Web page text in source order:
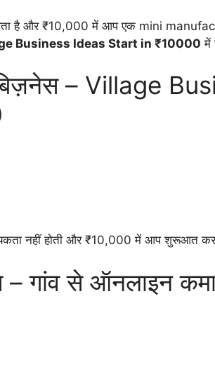
है और ₹10,000 में आप एक mini
Business Ideas Start in ₹10000 में
बिज़नेस – Village
नहीं होती और ₹10,000 में आप शुरूआत
– गांव से ऑनलाइन